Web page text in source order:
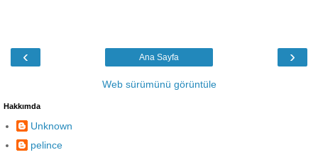
‹ ›
Ana Sayfa
Web sürümünü görüntüle
Hakkımda
Unknown
pelince